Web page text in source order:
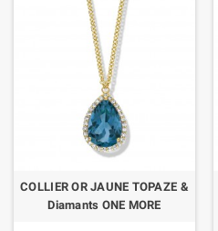
COLLIER OR JAUNE TOPAZE &
Diamants ONE MORE